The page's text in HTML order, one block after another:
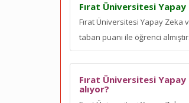
Fırat Üniversitesi
Fırat Üniversitesi Yapay Zeka
taban puanı ile öğrenci almıştır.
Fırat Üniversitesi
alıyor?